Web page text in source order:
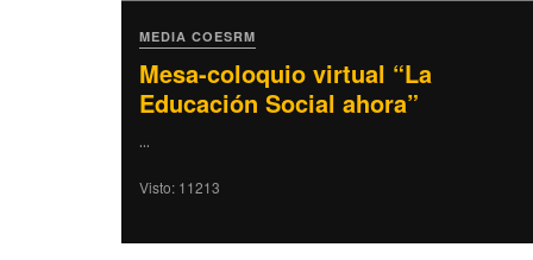
MEDIA COESRM
Mesa-coloquio virtual “La
Educación Social ahora”
...
Visto: 11213